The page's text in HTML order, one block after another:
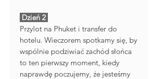
Dzień 2
Przylot na Phuket i transfer do
hotelu. Wieczorem spotkamy się, by
wspólnie podziwiać zachód słońca
to ten pierwszy moment, kiedy
naprawdę poczujemy, że jesteśmy